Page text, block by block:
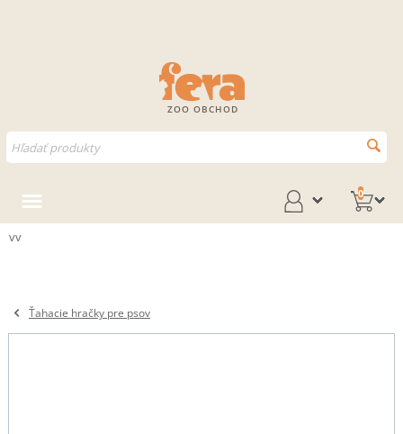
ZOO OBCHOD
0
vv
Ťahacie hračky pre psov